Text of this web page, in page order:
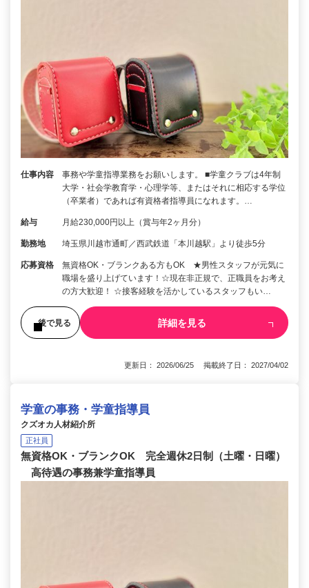
仕事内容
事務や学童指導業務をお願いします。 ■学童クラブは4年制
大学・社会学教育学・心理学等、またはそれに相応する学位
（卒業者）であれば有資格者指導員になれます。…
給与 月給230,000円以上（賞与年2ヶ月分）
勤務地 埼玉県川越市通町／西武鉄道「本川越駅」より徒歩5分
応募資格
無資格OK・ブランクある方もOK ★男性スタッフが元気に
職場を盛り上げています！☆現在非正規で、正職員をお考え
の方大歓迎！ ☆接客経験を活かしているスタッフもい…
後で見る 詳細を見る
更新日： 2026/06/25 掲載終了日： 2027/04/02
学童の事務・学童指導員
クズオカ人材紹介所
正社員
無資格OK・ブランクOK 完全週休2日制（土曜・日曜）
高待遇の事務兼学童指導員